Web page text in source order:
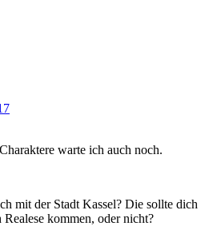
warte ich auch noch.
mit der Stadt Kassel? Die sollte dich
kommen, oder nicht?